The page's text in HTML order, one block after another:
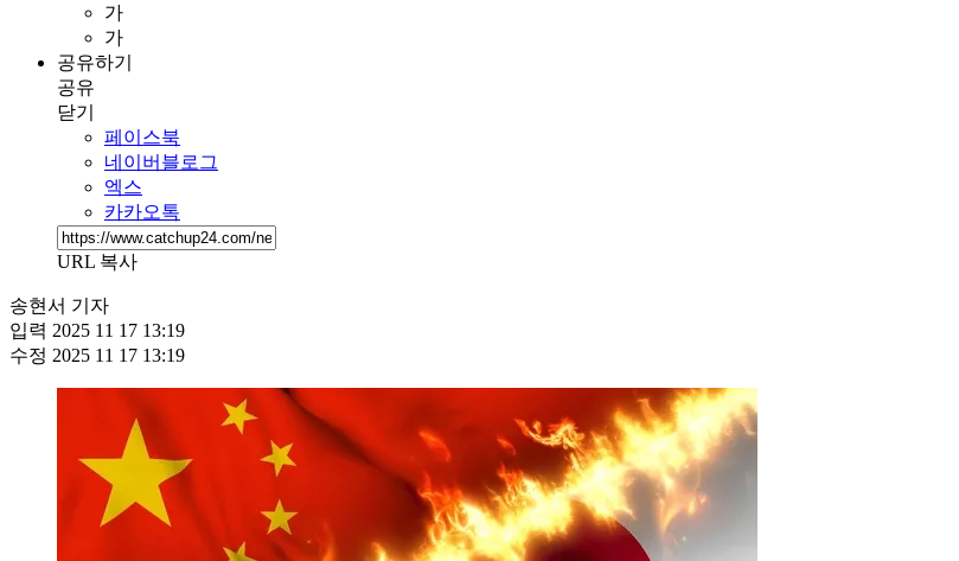
가
가
공유하기
공유
닫기
페이스북
네이버블로그
엑스
카카오톡
URL 복사
송현서 기자
입력 2025 11 17 13:19
수정 2025 11 17 13:19